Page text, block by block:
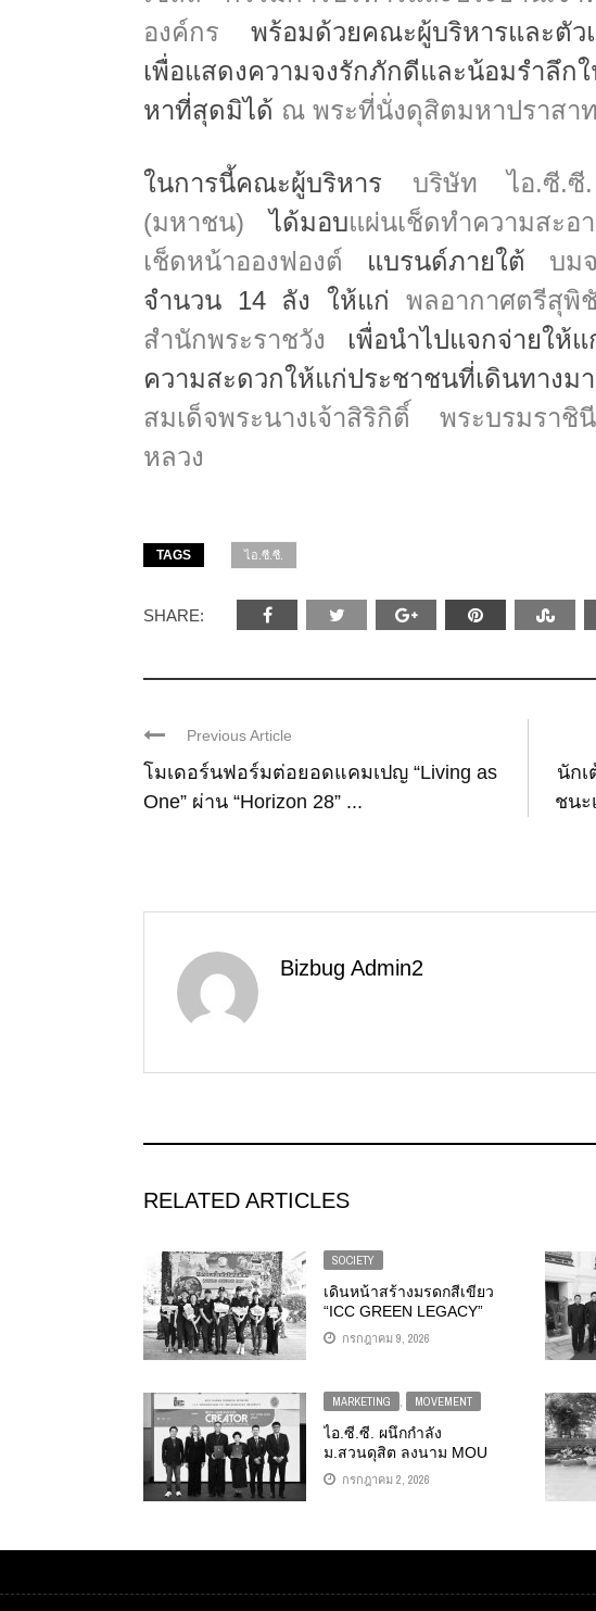
องค์กร พร้อมด้วยคณะผู้บริหารและตั
เพื่อแสดงความจงรักภักดีและน้อมรำลึ
หาที่สุดมิได้ ณ พระที่นั่งดุสิตมหาปราสา
ในการนี้คณะผู้บริหาร บริษัท ไอ.ซี.ซี
(มหาชน) ได้มอบแผ่นเช็ดทำความสะ
เช็ดหน้าอองฟองต์ แบรนด์ภายใต้ บม
จำนวน 14 ลัง ให้แก่ พลอากาศตรีสุพิ
สำนักพระราชวัง เพื่อนำไปแจกจ่ายให้
ความสะดวกให้แก่ประชาชนที่เดินทางม
สมเด็จพระนางเจ้าสิริกิติ์ พระบรมรา
หลวง
TAGS ไอ.ซี.ซี.
SHARE:
Previous Article
โมเดอร์นฟอร์มต่อยอดแคมเปญ “Living as
One” ผ่าน “Horizon 28” ...
นัก
ชนะ
Bizbug Admin2
RELATED ARTICLES
SOCIETY
เดินหน้าสร้างมรดกสีเขียว
“ICC GREEN LEGACY”
ผนึกกำลัง “ทัพเรือภาคที่ 1”
ร่วมเก็บขยะชายหาด อนุรักษ์
กรกฎาคม 9, 2026
MARKETING , MOVEMENT
ไอ.ซี.ซี. ผนึกกำลัง
ม.สวนดุสิต ลงนาม MOU
เปิด “โครงการพัฒนาครีเอ
เตอร์หน้าใหม่สู่ธุรกิจดิจิทัล”
กรกฎาคม 2, 2026